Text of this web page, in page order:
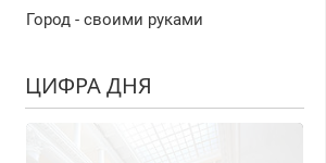
Город - своими руками
ЦИФРА ДНЯ